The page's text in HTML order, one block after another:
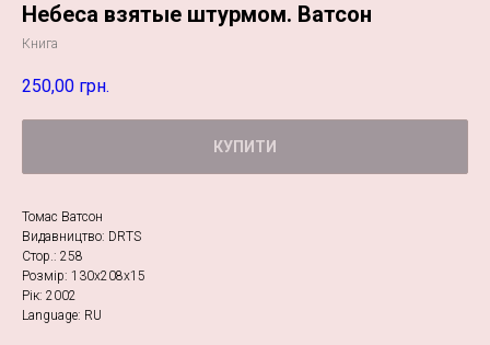
Небеса взятые штурмом. Ватсон
Книга
250,00 грн.
КУПИТИ
Томас Ватсон
Видавництво: DRTS
Стор.: 258
Розмір: 130х208х15
Рік: 2002
Language: RU